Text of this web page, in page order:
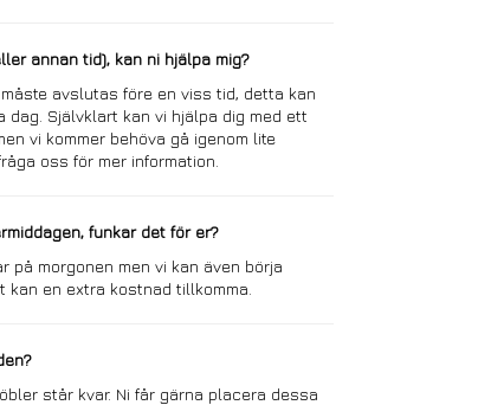
annan tid), kan ni hjälpa mig?
avslutas före en viss tid, detta kan
Självklart kan vi hjälpa dig med ett
vi kommer behöva gå igenom lite
oss för mer information.
funkar det för er?
på morgonen men vi kan även börja
en extra kostnad tillkomma.
står kvar. Ni får gärna placera dessa